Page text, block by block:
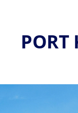
PORT